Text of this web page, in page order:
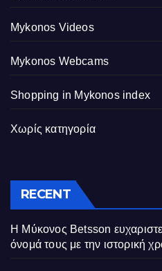
Mykonos Videos
Mykonos Webcams
Shopping in Mykonos index
Χωρίς κατηγορία
RECENT
Η Μύκονος Betsson
όνομά τους με την ιστορική